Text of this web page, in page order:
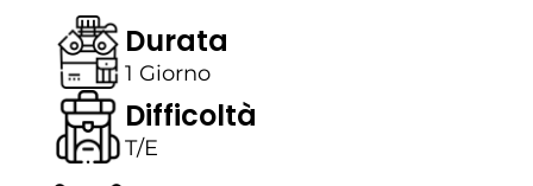
Durata
1 Giorno
Difficoltà
T/E